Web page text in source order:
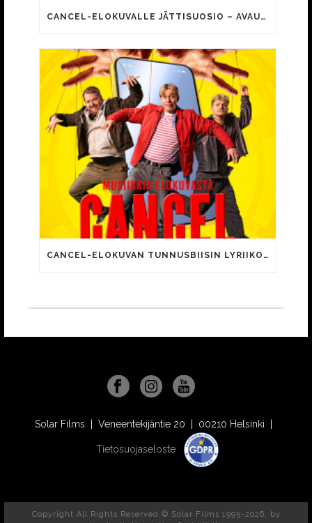
CANCEL-ELOKUVALLE JÄTTISUOSIO – AVAUSPÄIVÄNÄ JO 15 492 KATSOJAA!
CANCEL-ELOKUVAN TUNNUSBIISIN LYRIIKOISSA TUTTUJA MEEMIHOKEMIA YOUTUBE-VIDEOILTA!
Solar Films | Veneentekijäntie 20 | 00210 Helsinki |
Tietosuojaseloste
Copyright All Rights Reserved © Solar Films 1995-2026, by